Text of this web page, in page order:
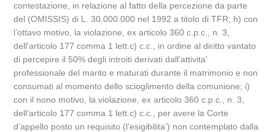
contestazione, in relazione al fatto della percezione da parte
del (OMISSIS) di L. 30.000.000 nel 1992 a titolo di TFR; h) con
l’ottavo motivo, la violazione, ex articolo 360 c.p.c., n. 3,
dell’articolo 177 comma 1 lett.c) c.c., in ordine al diritto vantato
di percepire il 50% degli introiti derivati dall’attivita’
professionale del marito e maturati durante il matrimonio e non
consumati al momento dello scioglimento della comunione; i)
con il nono motivo, la violazione, ex articolo 360 c.p.c., n. 3,
dell’articolo 177 comma 1 lett.c) c.c., per avere la Corte
d’appello posto un requisito (l’esigibilita’) non contemplato dalla